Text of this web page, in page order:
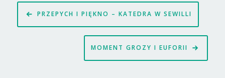
Nawigacja
wpisu
PRZEPYCH I PIĘKNO – KATEDRA W SEWILLI
MOMENT GROZY I EUFORII